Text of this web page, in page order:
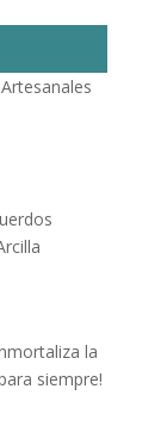
la
siempre!